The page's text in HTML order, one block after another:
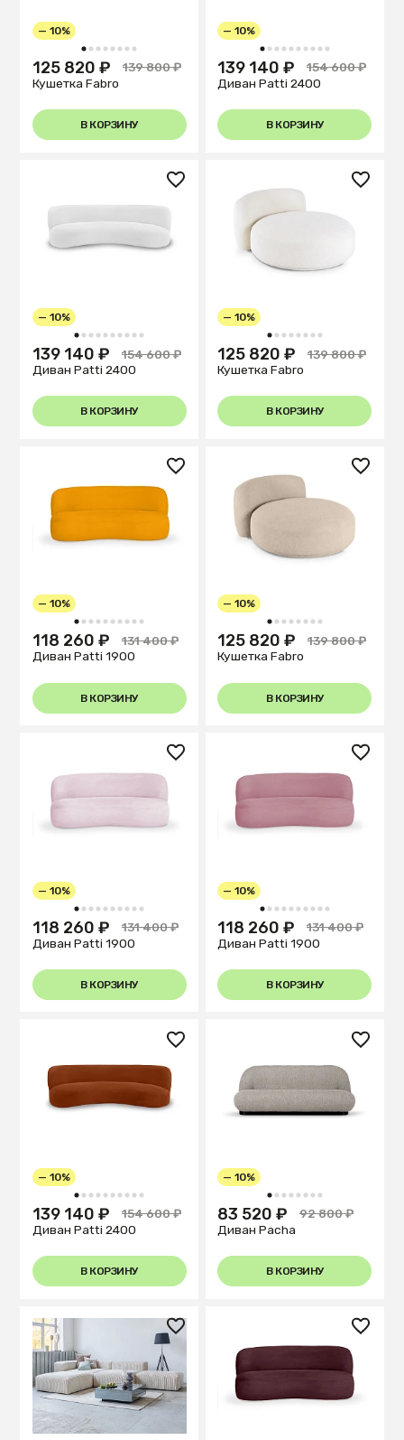
1 2 3 4 5 6 7 8
— 10%
125 820 ₽
139 800 ₽
Кушетка Fabro
В КОРЗИНУ
1 2 3 4 5 6 7 8 9 10
— 10%
139 140 ₽
154 600 ₽
Диван Patti 2400
В КОРЗИНУ
1 2 3 4 5 6 7 8 9 10
— 10%
139 140 ₽
154 600 ₽
Диван Patti 2400
В КОРЗИНУ
1 2 3 4 5 6 7 8
— 10%
125 820 ₽
139 800 ₽
Кушетка Fabro
В КОРЗИНУ
1 2 3 4 5 6 7 8 9 10
— 10%
118 260 ₽
131 400 ₽
Диван Patti 1900
В КОРЗИНУ
1 2 3 4 5 6 7 8
— 10%
125 820 ₽
139 800 ₽
Кушетка Fabro
В КОРЗИНУ
1 2 3 4 5 6 7 8 9 10
— 10%
118 260 ₽
131 400 ₽
Диван Patti 1900
В КОРЗИНУ
1 2 3 4 5 6 7 8 9 10
— 10%
118 260 ₽
131 400 ₽
Диван Patti 1900
В КОРЗИНУ
1 2 3 4 5 6 7 8 9 10
— 10%
139 140 ₽
154 600 ₽
Диван Patti 2400
В КОРЗИНУ
1 2 3 4 5 6 7 8
— 10%
83 520 ₽
92 800 ₽
Диван Pacha
В КОРЗИНУ